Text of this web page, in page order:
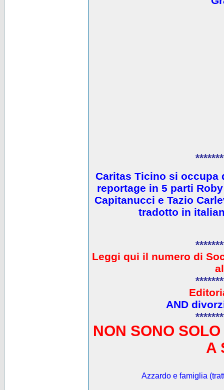
Caritas Ticino si occupa
reportage in 5 parti
Capitanucci e Tazio
tradotto in
Leggi qui il numero di
AND
NON SONO
A
Azzardo e famiglia